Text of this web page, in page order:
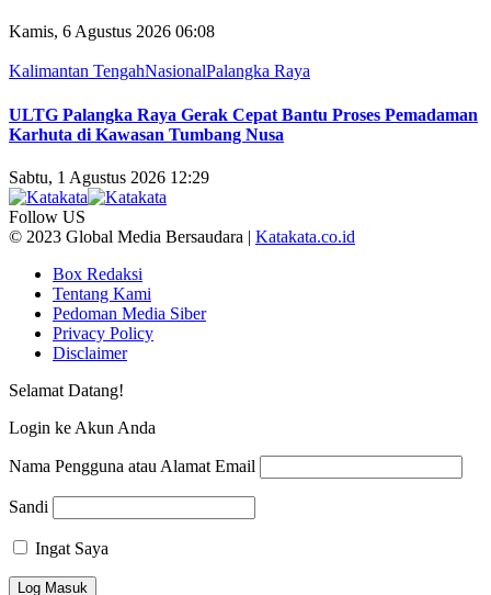
Kamis, 6 Agustus 2026 06:08
Kalimantan TengahNasionalPalangka Raya
ULTG Palangka Raya Gerak Cepat Bantu Proses Pemadaman
Karhuta di Kawasan Tumbang Nusa
Sabtu, 1 Agustus 2026 12:29
Follow US
© 2023 Global Media Bersaudara | Katakata.co.id
Box Redaksi
Tentang Kami
Pedoman Media Siber
Privacy Policy
Disclaimer
Selamat Datang!
Login ke Akun Anda
Nama Pengguna atau Alamat Email
Sandi
Ingat Saya